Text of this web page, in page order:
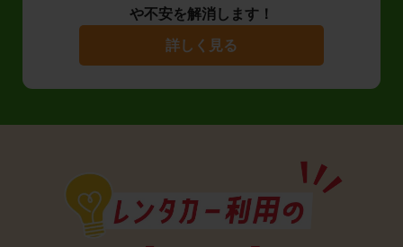
や不安を解消します！
詳しく見る